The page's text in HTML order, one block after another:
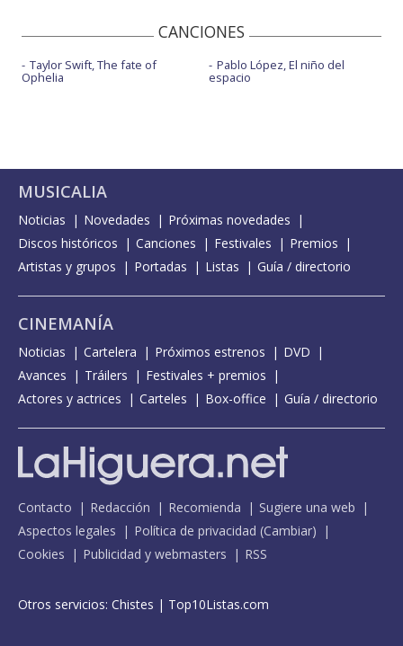
CANCIONES
Taylor Swift, The fate of
Ophelia
Pablo López, El niño del
espacio
MUSICALIA
Noticias Novedades
Próximas novedades
Discos históricos
Canciones Festivales
Premios
Artistas y grupos
Portadas Listas Guía / directorio
CINEMANÍA
Noticias Cartelera Próximos estrenos
DVD
Avances
Tráilers
Festivales + premios
Actores y actrices
Carteles Box-office Guía / directorio
Contacto Redacción Recomienda
Sugiere una web
Aspectos legales
Política de privacidad (Cambiar)
Cookies
Publicidad y webmasters RSS
Otros servicios: Chistes | Top10Listas.com